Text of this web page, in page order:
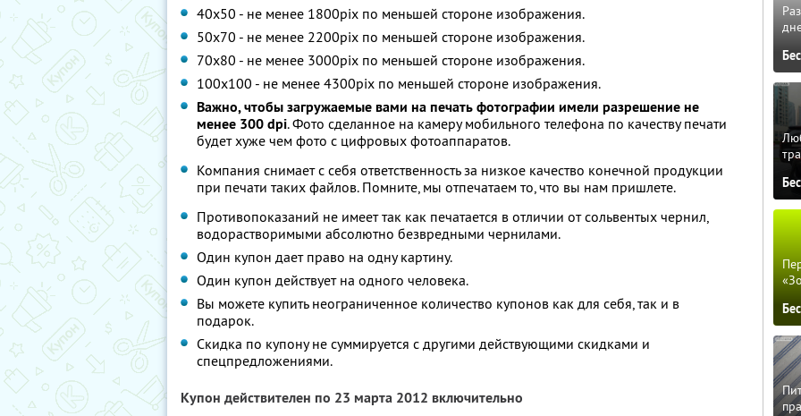
40х50 - не менее 1800pix по меньшей стороне изображения.
50х70 - не менее 2200pix по меньшей стороне изображения.
70х80 - не менее 3000pix по меньшей стороне изображения.
100х100 - не менее 4300pix по меньшей стороне изображения.
Важно, чтобы загружаемые вами на печать фотографии имели разрешениене
менее 300 dpi. Фото сделанное на камеру мобильного телефона по качеству печати
будет хуже чем фото с цифровых фотоаппаратов.
Компания снимает с себя ответственность за низкое качество конечной продукции
при печати таких файлов. Помните, мы отпечатаем то, что вы нам пришлете.
Противопоказаний не имеет так как печатается в отличии от сольвентых чернил,
водорастворимыми абсолютно безвредными чернилами.
Один купон дает право на одну картину.
Один купон действует на одного человека.
Вы можете купить неограниченное количество купонов как для себя, так и в
подарок.
Скидка по купону не суммируется с другими действующими скидками и
спецпредложениями.
Купон действителен по 23 марта 2012 включительно